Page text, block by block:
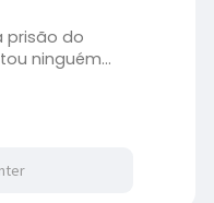
prisão do
ninguém...